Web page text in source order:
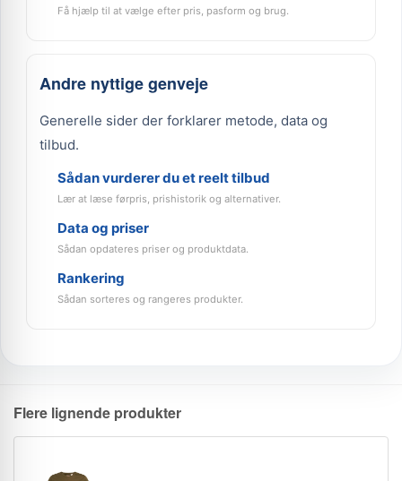
Få hjælp til at vælge efter pris, pasform og brug.
Andre nyttige genveje
Generelle sider der forklarer metode, data og
tilbud.
Sådan vurderer du et reelt tilbud
Lær at læse førpris, prishistorik og alternativer.
Data og priser
Sådan opdateres priser og produktdata.
Rankering
Sådan sorteres og rangeres produkter.
Flere lignende produkter